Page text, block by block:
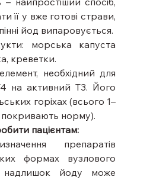
її у вже готові страви,
йод випаровується.
морська капуста
креветки.
необхідний для
на активний Т3. Його
горіхах (всього 1–
покривають норму).
пацієнтам:
препаратів
формах вузлового
йоду може